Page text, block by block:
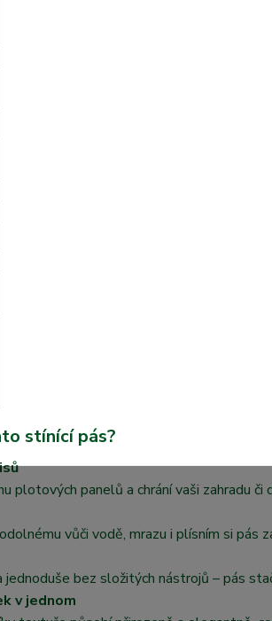
stínící pás?
plotových panelů a chrání vaši zahradu či
vůči vodě, mrazu i plísním si pás
bez složitých nástrojů – pás
v jednom